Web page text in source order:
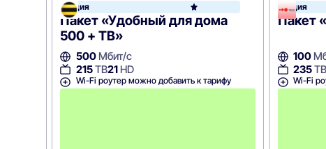
Акция Билайн
Пакет «Удобный для дома
500 + ТВ»
500Мбит/с
215ТВ21HD
Wi-Fi роутер можно добавить к тарифу
Акция
Пакет
100
235
Wi-Fi